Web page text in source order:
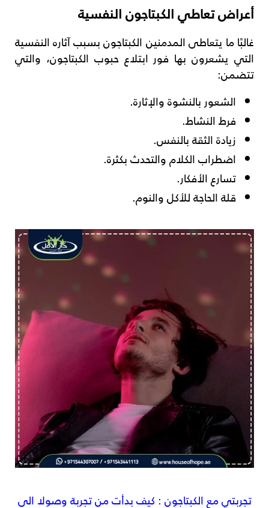
أعراض تعاطي الكبتاجون النفسية
غالبًا ما يتعاطى المدمنين الكبتاجون بسبب آثاره النفسية
التي يشعرون بها فور ابتلاع حبوب الكبتاجون، والتي
تتضمن:
الشعور بالنشوة والإثارة.
فرط النشاط.
زيادة الثقة بالنفس.
اضطراب الكلام والتحدث بكثرة.
تسارع الأفكار.
قلة الحاجة للأكل والنوم.
تجربتي مع الكبتاجون : كيف بدأت من تجربة وصولا الى